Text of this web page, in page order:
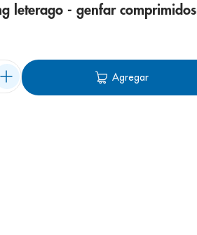
leterago - genfar comprimidos
Agregar